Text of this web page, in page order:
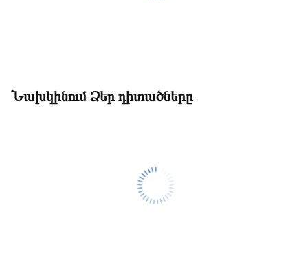
Նախկինում Ձեր դիտածները